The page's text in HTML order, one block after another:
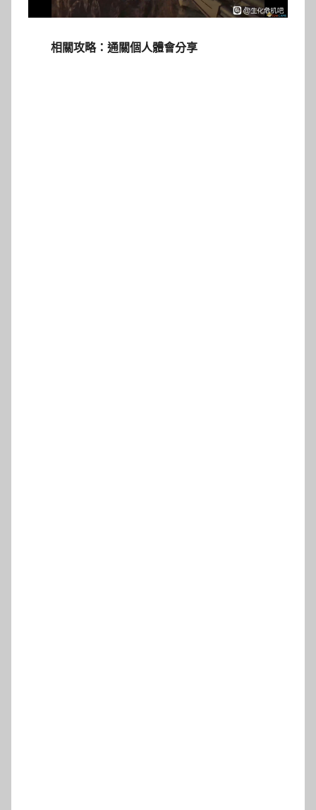
相關攻略：通關個人體會分享